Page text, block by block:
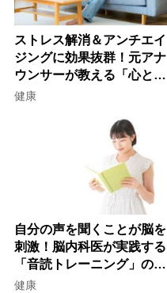
ストレス解消＆アンチエイ
ジングに効果抜群！元アナ
ウンサーが教える「心と体
を元気にする音読の習慣」
健康
自分の声を聞くことが脳を
刺激！脳内科医が実践する
「音読トレーニング」の極
意
健康